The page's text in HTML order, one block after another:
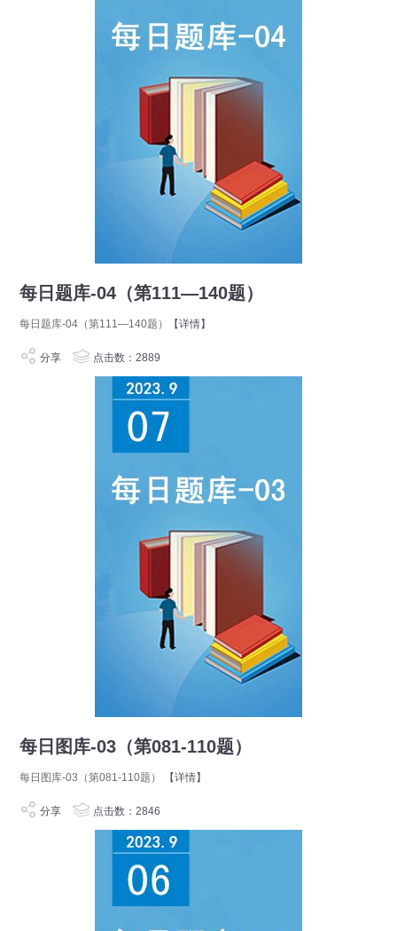
每日题库-04（第111—140题）
每日题库-04（第111—140题） 【详情】
分享 点击数：2889
每日图库-03（第081-110题）
每日图库-03（第081-110题） 【详情】
分享 点击数：2846